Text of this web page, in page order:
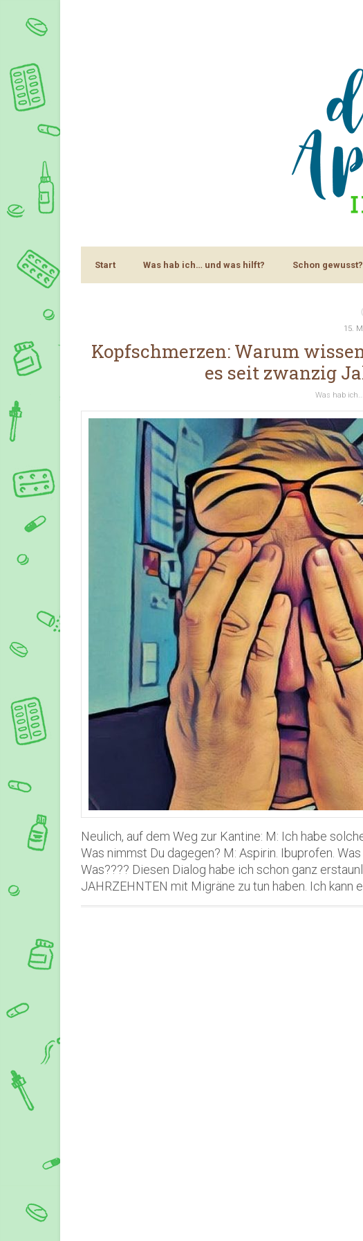
Start Was hab ich… und was hilft? Schon gewusst?
15.
Kopfschmerzen: Warum
es seit zwanzig
Was hab
Neulich, auf dem Weg zur Kantine: M: Ich habe
Was nimmst Du dagegen? M: Aspirin. Ibuprofen.
Was???? Diesen Dialog habe ich schon ganz
JAHRZEHNTEN mit Migräne zu tun haben. Ich kann